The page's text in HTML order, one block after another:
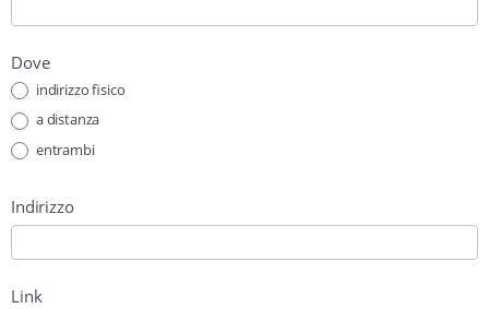
Dove
indirizzo fisico
a distanza
entrambi
Indirizzo
Link